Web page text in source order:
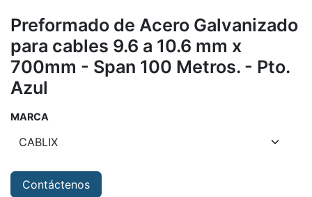
Preformado de Acero Galvanizado
para cables 9.6 a 10.6 mm x
700mm - Span 100 Metros. - Pto.
Azul
MARCA
Contáctenos